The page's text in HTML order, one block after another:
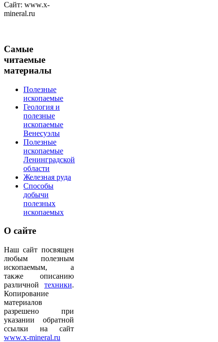
Сайт: www.x-
mineral.ru
Самые
читаемые
материалы
Полезные
ископаемые
Геология и
полезные
ископаемые
Венесуэлы
Полезные
ископаемые
Ленинградской
области
Железная руда
Способы
добычи
полезных
ископаемых
О сайте
Наш сайт посвящен
любым полезным
ископаемым, а
также описанию
различной техники.
Копирование
материалов
разрешено при
указании обратной
ссылки на сайт
www.x-mineral.ru